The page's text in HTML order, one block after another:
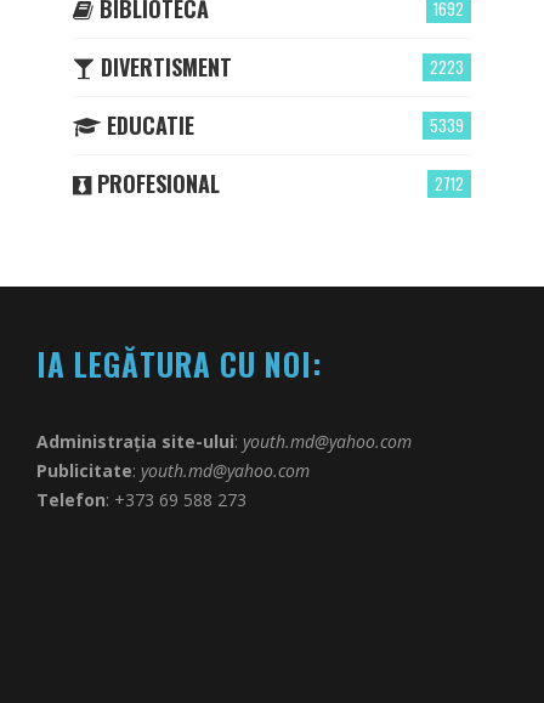
1692
BIBLIOTECĂ
2223
DIVERTISMENT
5339
EDUCATIE
2712
PROFESIONAL
IA LEGĂTURA CU NOI:
Administrația site-ului: youth.md@yahoo.com
Publicitate: youth.md@yahoo.com
Telefon: +373 69 588 273